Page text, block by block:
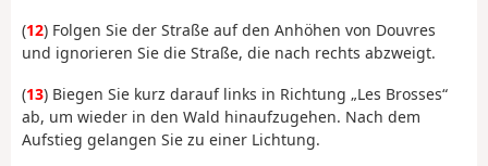
(12) Folgen Sie der Straße auf den Anhöhen von Douvres
und ignorieren Sie die Straße, die nach rechts abzweigt.
(13) Biegen Sie kurz darauf links in Richtung „Les Brosses“
ab, um wieder in den Wald hinaufzugehen. Nach dem
Aufstieg gelangen Sie zu einer Lichtung.